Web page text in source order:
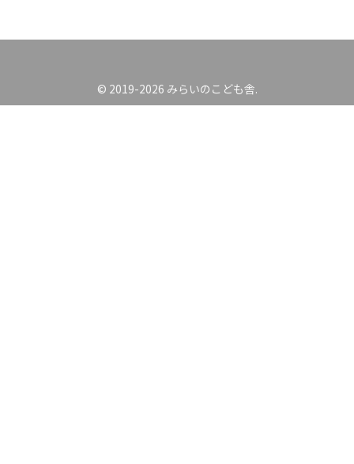
© 2019-2026 みらいのこども舎.